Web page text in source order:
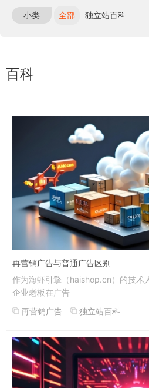
小类 全部 独立站百科
百科
再营销广告与普通广告区别
作为海虾引擎（haishop.cn）的技术
企业老板在广告
再营销广告
独立站百科